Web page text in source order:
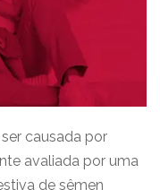
causada por
avaliada por uma
de sêmen